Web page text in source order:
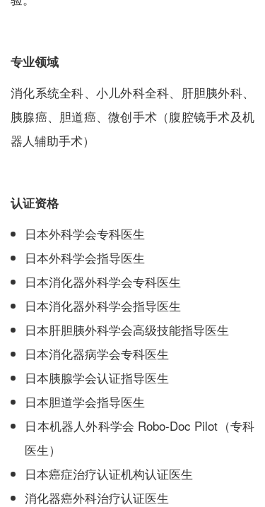
专业领域
消化系统全科、小儿外科全科、肝胆胰外科、
胰腺癌、胆道癌、微创手术（腹腔镜手术及机
器人辅助手术）
认证资格
日本外科学会专科医生
日本外科学会指导医生
日本消化器外科学会专科医生
日本消化器外科学会指导医生
日本肝胆胰外科学会高级技能指导医生
日本消化器病学会专科医生
日本胰腺学会认证指导医生
日本胆道学会指导医生
日本机器人外科学会 Robo-Doc Pilot（专科
医生）
日本癌症治疗认证机构认证医生
消化器癌外科治疗认证医生